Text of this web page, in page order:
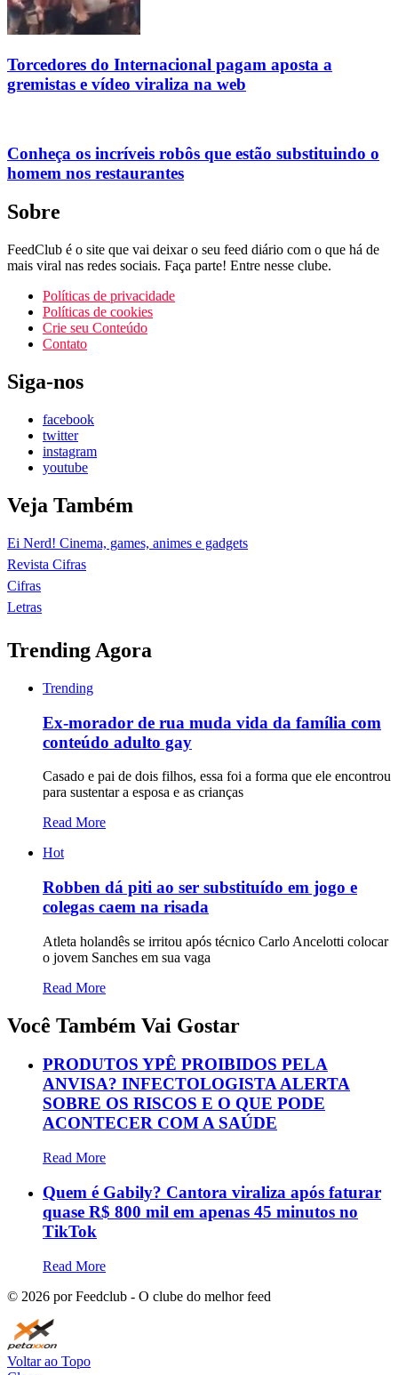
Torcedores do Internacional pagam aposta a
gremistas e vídeo viraliza na web
Conheça os incríveis robôs que estão substituindo o
homem nos restaurantes
Sobre
FeedClub é o site que vai deixar o seu feed diário com o que há de
mais viral nas redes sociais. Faça parte! Entre nesse clube.
Políticas de privacidade
Políticas de cookies
Crie seu Conteúdo
Contato
Siga-nos
facebook
twitter
instagram
youtube
Veja Também
Ei Nerd! Cinema, games, animes e gadgets
Revista Cifras
Cifras
Letras
Trending Agora
Trending
Ex-morador de rua muda vida da família com
conteúdo adulto gay
Casado e pai de dois filhos, essa foi a forma que ele encontrou
para sustentar a esposa e as crianças
Read More
Hot
Robben dá piti ao ser substituído em jogo e
colegas caem na risada
Atleta holandês se irritou após técnico Carlo Ancelotti colocar
o jovem Sanches em sua vaga
Read More
Você Também Vai Gostar
PRODUTOS YPÊ PROIBIDOS PELA
ANVISA? INFECTOLOGISTA ALERTA
SOBRE OS RISCOS E O QUE PODE
ACONTECER COM A SAÚDE
Read More
Quem é Gabily? Cantora viraliza após faturar
quase R$ 800 mil em apenas 45 minutos no
TikTok
Read More
© 2026 por Feedclub - O clube do melhor feed
Voltar ao Topo